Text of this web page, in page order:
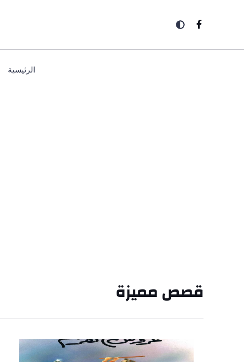
الرئيسية
قصص مميزة